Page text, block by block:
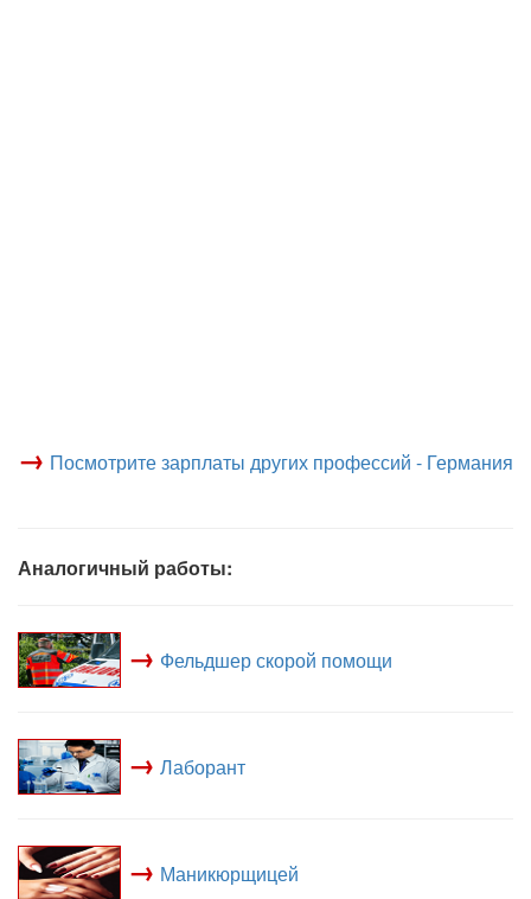
→ Посмотрите зарплаты других профессий - Германия
Аналогичный работы:
→ Фельдшер скорой помощи
→ Лаборант
→ Маникюрщицей